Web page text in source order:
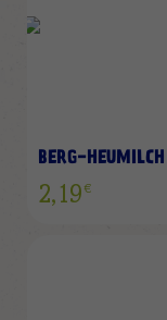
BERG-HEUMILCH
2,19€